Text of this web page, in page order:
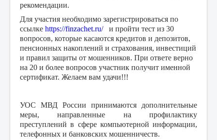
рекомендации.
Для участия необходимо зарегистрироваться по
ссылке https://finzachet.ru/и пройти тест из 30
вопросов, которые касаются кредитов и депозитов,
пенсионных накоплений и страхования, инвестиций
и правил защиты от мошенников. При ответе верно
на 20 и более вопросов участник получит именной
сертификат. Желаем вам удачи!!!
УОС МВД России принимаются дополнительные
меры, направленные на профилактику
преступлений в сфере компьютерной информации,
телефонных и банковских мошенничеств.